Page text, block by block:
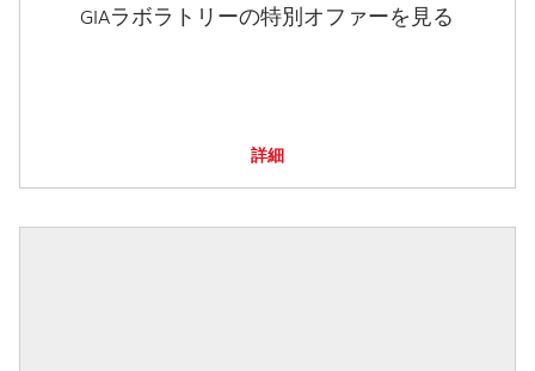
GIAラボラトリーの特別オファーを見る
詳細